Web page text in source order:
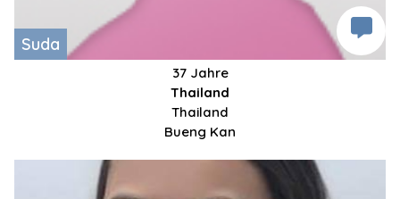
Suda
37 Jahre
Thailand
Thailand
Bueng Kan